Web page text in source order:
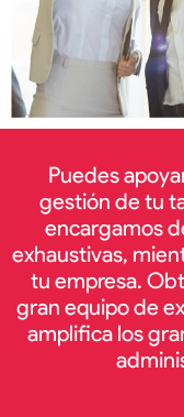
Puedes
gestión de tu
encargamos
exhaustivas,
tu empresa.
gran equipo de
amplifica los